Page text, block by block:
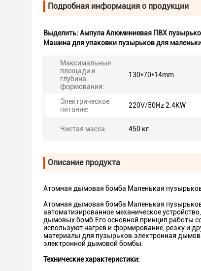
Подробная информация о продукции
Выделить: Ампула Алюминиевая ПВХ
Машина для упаковки пузырьков для
Максимальные
площади и
глубина
формования:
130*70*14mm
Электрическое
питание:
220V/50Hz 2.4KW
Чистая масса: 450 кг
Описание продукта
Атомная дымовая бомба Маленькая
Атомная дымовая бомба Маленькая
автоматизированное механическое
дымовых бомб.Его основной принцип работы
используют нагрев и формирование, резку и
материалы для пузырьков.электронная
электронной дымовой бомбы.
Технические характеристики: